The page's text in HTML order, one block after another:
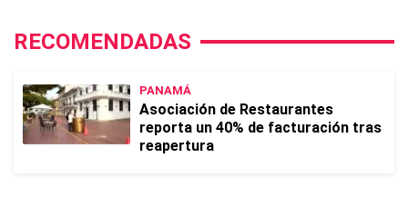
RECOMENDADAS
PANAMÁ
Asociación de Restaurantes
reporta un 40% de facturación tras
reapertura